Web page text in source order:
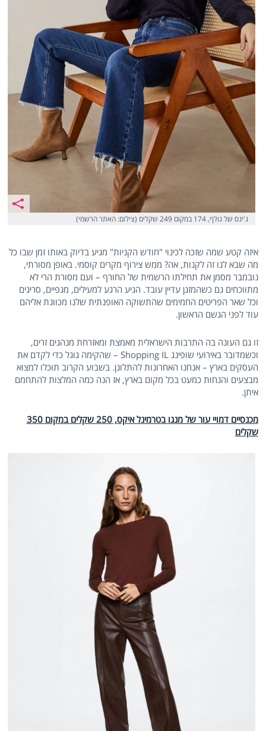
ג'ינס של גולף, 174 במקום 249 שקלים (צילום: האתר הרשמי)
איזה קטע שמה שזכה לכינוי "חודש הקניות" מגיע בדיוק באותו זמן שבו כל
מה שבא לנו זה לקנות, אה? ממש צירוף מקרים קוסמי. באופן מסורתי,
נובמבר מסמן את תחילתו הרשמית של החורף – ועם מסורת הרי לא
מתווכחים גם כשהמזגן עדיין עובד. הגיע הרגע למעילים, מגפיים, סריגים
וכל שאר הפריטים החמימים שהתשוקה האופנתית שלנו מכוונת אליהם
עוד לפני הגשם הראשון.
זו גם העונה בה התרבות הישראלית מאמצת ומאזרחת מנהגים זרים,
וכשמדובר באירועי שופינג Shopping IL – שהקימה גוגל כדי לקדם את
העסקים בארץ – אנחנו האחרונות להתלונן. בשבוע הקרוב תוכלו למצוא
מבצעים והנחות כמעט בכל מקום בארץ, אז הנה כמה המלצות להתחמם
איתן.
מכנסיים דמויי עור של מנגו בטרמינל איקס, 250 שקלים במקום 350
שקלים